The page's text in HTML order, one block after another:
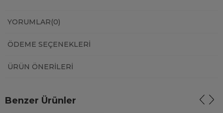
YORUMLAR(0)
ÖDEME SEÇENEKLERI
ÜRÜN ÖNERILERI
Benzer Ürünler